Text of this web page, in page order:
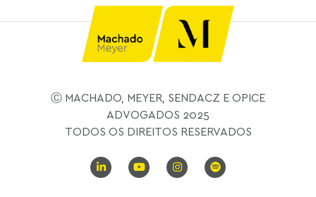
Ⓒ MACHADO, MEYER, SENDACZ E OPICE
ADVOGADOS 2025
TODOS OS DIREITOS RESERVADOS